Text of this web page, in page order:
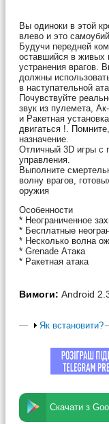
Вы одиноки в этой
влево и это
Будучи передней
оставшийся в живых
устранения врагов.
должны
в наступательной
Почувствуйте
звук из пулемета,
и Ракетная
двигаться !.
назначение.
Отличный 3D игры с
управления.
Выполните
волну врагов,
оружия
Особенности
* Неограниченное
* Бесплатные
* Несколько волна
* Grenade Атака
* Ракетная атака
Вимоги: Android
Як встановити?
Скачати з